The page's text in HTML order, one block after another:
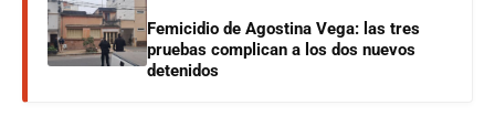
Femicidio de Agostina Vega: las tres
pruebas complican a los dos nuevos
detenidos